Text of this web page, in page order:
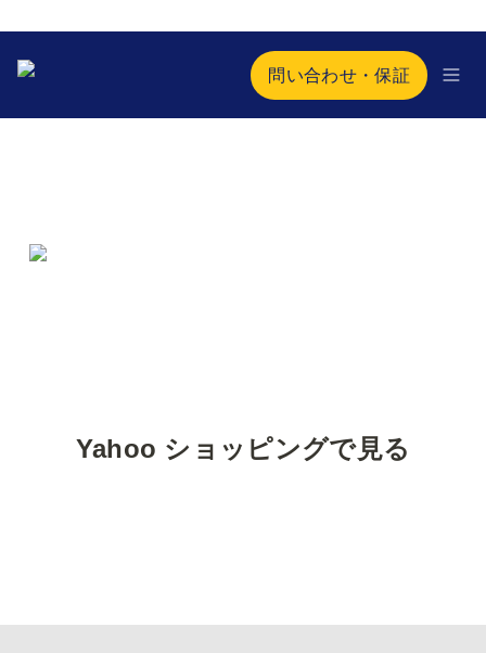
問い合わせ・保証
Yahoo ショッピングで見る